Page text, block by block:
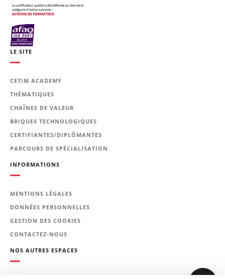
compétences.
production :
ASAP/AQUAP NF EN ISO 9606-1, NF EN
0191 Edition 2 et NF EN ISO 24394,
ASME IX...
Profil du formateur
(IWS)
Ce stage s’adresse aux soudeurs,
tuyauteurs, chaudronniers, carrossiers
et personnel d’entretien qui souhaitent
spécialiser en soudage TIG.
Prérequis
LE SITE
CETIM ACADEMY
THÉMATIQUES
CHAÎNES DE VALEUR
BRIQUES TECHNOLOGIQUES
CERTIFIANTES/DIPLÔMANTES
PARCOURS DE SPÉCIALISATION
INFORMATIONS
MENTIONS LÉGALES
DONNÉES PERSONNELLES
GESTION DES COOKIES
CONTACTEZ-NOUS
NOS AUTRES ESPACES